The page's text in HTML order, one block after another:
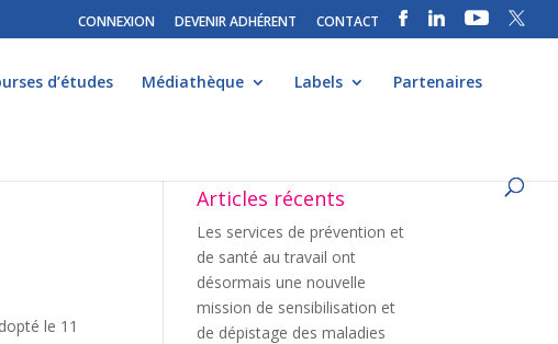
CONNEXION DEVENIR ADHÉRENT CONTACT
d’études Médiathèque Labels Partenaires
le 11
Articles récents
Les services de prévention et
de santé au travail ont
désormais une nouvelle
mission de sensibilisation et
de dépistage des maladies